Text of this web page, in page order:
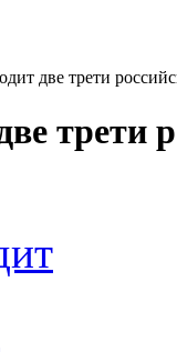
две трети
трети